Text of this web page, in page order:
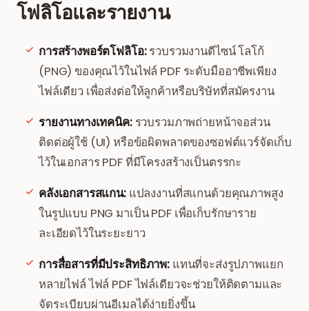
โฟลิโอและรายงาน
การสร้างพอร์ตโฟลิโอ:รวบรวมงานดีไซน์ โลโก้
(PNG) ของคุณไว้ในไฟล์ PDF ระดับมืออาชีพเพียง
ไฟล์เดียว เพื่อส่งต่อให้ลูกค้าหรือบริษัทที่สมัครงาน
รายงานทางเทคนิค:รวบรวมภาพถ่ายหน้าจอส่วน
ติดต่อผู้ใช้ (UI) หรือข้อผิดพลาดของซอฟต์แวร์จัดเก็บ
ไว้ในเอกสาร PDF ที่มีโครงสร้างเป็นตรรกะ
คลังเอกสารสแกน:แปลงงานที่สแกนด้วยคุณภาพสูง
ในรูปแบบ PNG มาเป็น PDF เพื่อเก็บรักษาราย
ละเอียดไว้ในระยะยาว
การสื่อสารที่มีประสิทธิภาพ: แทนที่จะส่งรูปภาพแยก
หลายไฟล์ ไฟล์ PDF ไฟล์เดียวจะช่วยให้ติดตามและ
จัดระเบียบผ่านอีเมลได้ง่ายยิ่งขึ้น